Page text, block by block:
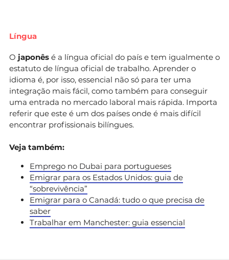
Língua
O japonês é a língua oficial do país e tem igualmente o
estatuto de língua oficial de trabalho. Aprender o
idioma é, por isso, essencial não só para ter uma
integração mais fácil, como também para conseguir
uma entrada no mercado laboral mais rápida. Importa
referir que este é um dos países onde é mais difícil
encontrar profissionais bilíngues.
Veja também:
Emprego no Dubai para portugueses
Emigrar para os Estados Unidos: guia de
“sobrevivência”
Emigrar para o Canadá: tudo o que precisa de
saber
Trabalhar em Manchester: guia essencial